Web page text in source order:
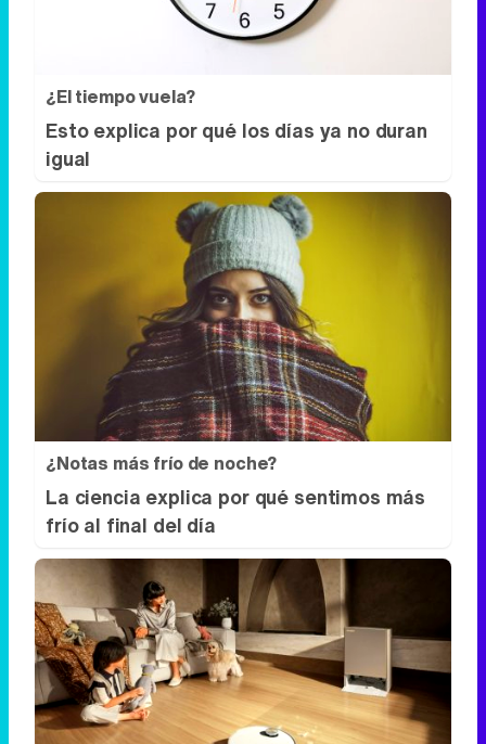
¿El tiempo vuela?
Esto explica por qué los días ya no duran
igual
¿Notas más frío de noche?
La ciencia explica por qué sentimos más
frío al final del día